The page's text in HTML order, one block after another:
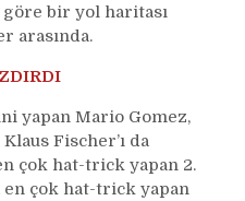
bir yol haritası
arasında.
yapan Mario Gomez,
Fischer’ı da
çok hat-trick yapan 2.
en çok hat-trick yapan